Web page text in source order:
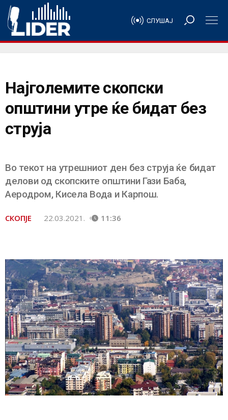
СЛУШАЈ
Најголемите скопски
општини утре ќе бидат без
струја
Во текот на утрешниот ден без струја ќе бидат
делови од скопските општини Гази Баба,
Аеродром, Кисела Вода и Карпош.
СКОПЈЕ 22.03.2021. 11:36